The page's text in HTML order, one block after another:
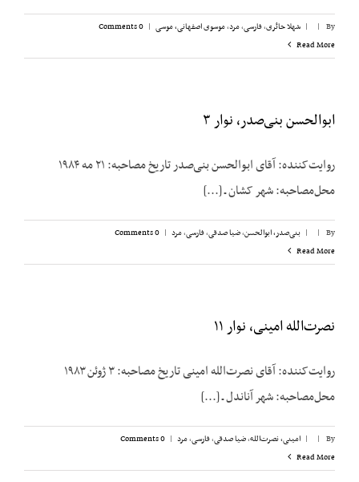
By
|
| شهلا حائری,فارسی,مرد,موسوی اصفهانی، موسی |
0 Comments
Read More
ابوالحسن بنی‌صدر، نوار ۳
روایت‌کننده: آقای ابوالحسن بنی‌صدر تاریخ مصاحبه: ۲۱ مه ۱۹۸۴
محل‌مصاحبه: شهر کشان ـ [...]
By
|
| بنی‌صدر، ابوالحسن,ضیا صدقی,فارسی,مرد |
0 Comments
Read More
نصرت‌الله امینی، نوار ۱۱
روایت‌کننده: آقای نصرت‌الله امینی تاریخ مصاحبه: ۳ ژوئن ۱۹۸۳
محل‌مصاحبه: شهر آناندل ـ [...]
By
|
| امینی، نصرت‌الله,ضیا صدقی,فارسی,مرد |
0 Comments
Read More